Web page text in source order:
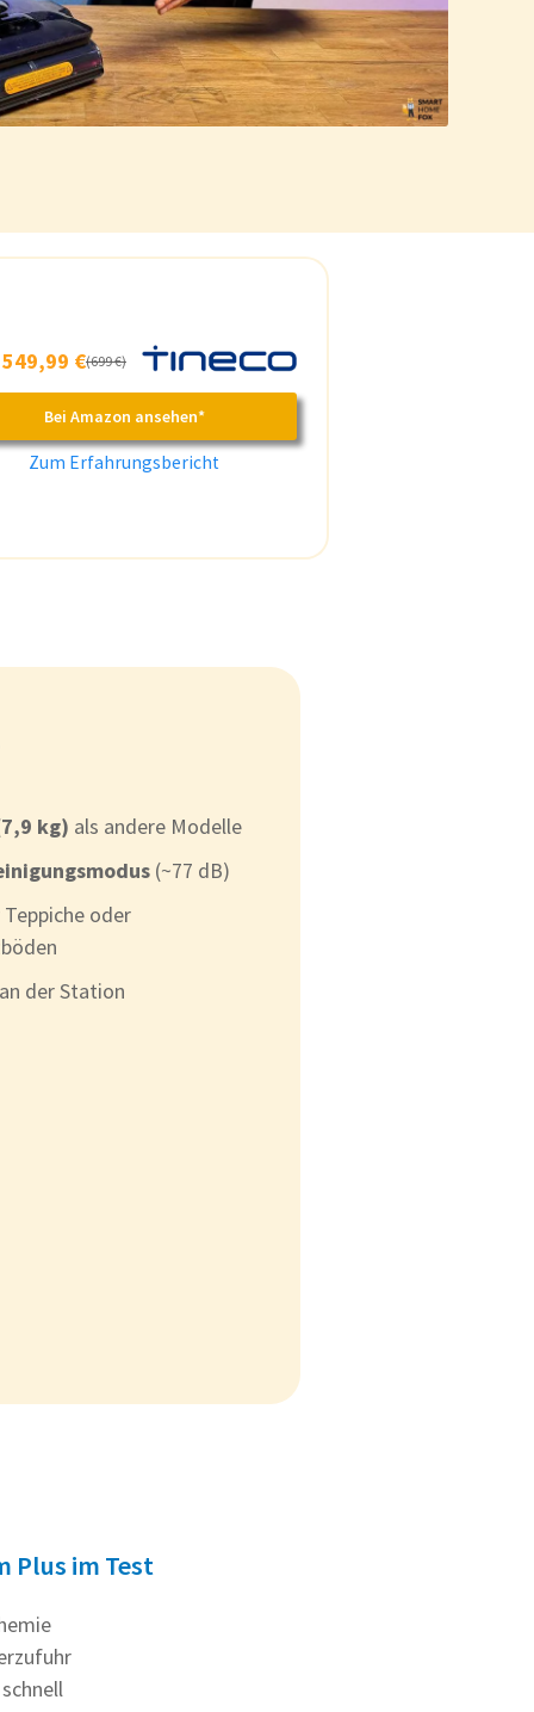
549,99 €(699 €)
Bei Amazon ansehen*
Zum Erfahrungsbericht
kg) als andere Modelle
(~77 dB)
oder
der Station
Plus im Test